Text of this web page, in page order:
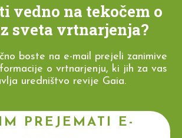
vedno na tekočem o
sveta vrtnarjenja?
boste na e-mail prejeli zanimive
o vrtnarjenju, ki jih za vas
uredništvo revije Gaia.
PREJEMATI E-